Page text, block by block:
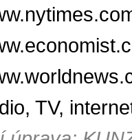
TV,